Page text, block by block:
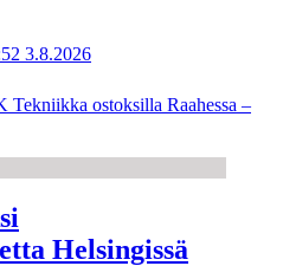
3.8.2026
Tekniikka ostoksilla Raahessa –
Helsingissä